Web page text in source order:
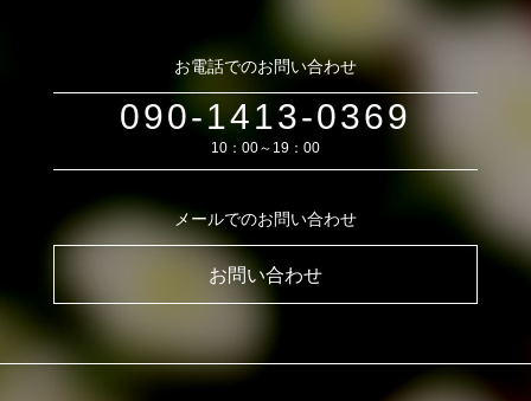
お電話でのお問い合わせ
090-1413-0369
10：00～19：00
メールでのお問い合わせ
お問い合わせ